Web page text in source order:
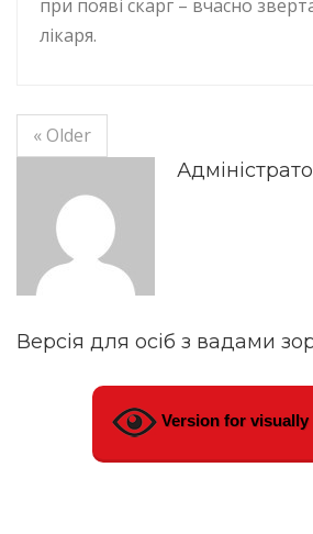
при появі скарг – вчасно
лікаря.
« Older
Версія для осіб з вадами
Version for visually